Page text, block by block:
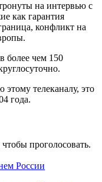
на интервью с
как гарантия
конфликт на
более чем 150
телеканалу, это
года.
чтобы проголосовать.
России